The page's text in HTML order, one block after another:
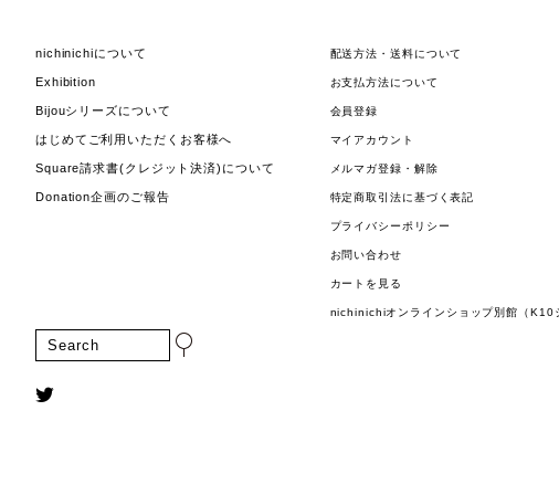
nichinichiについて
Exhibition
Bijouシリーズについて
はじめてご利用いただくお客様へ
Square請求書(クレジット決済)について
Donation企画のご報告
配送方法・送料について
お支払方法について
会員登録
マイアカウント
メルマガ登録・解除
特定商取引法に基づく表記
プライバシーポリシー
お問い合わせ
カートを見る
nichinichiオンラインショップ別館（K10